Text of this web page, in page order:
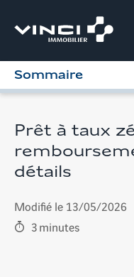
contenu
moment
Sommaire
Prêt à taux
détails
Modifié le 13/05/2026
3minutes